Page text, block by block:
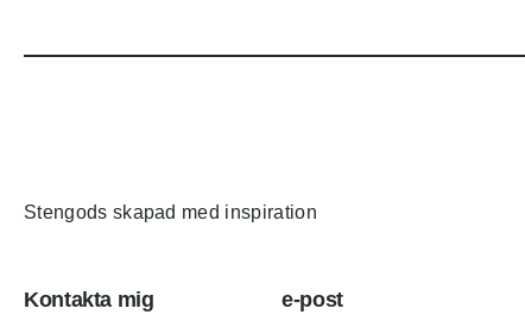
Stengods skapad med inspiration
Kontakta mig e-post